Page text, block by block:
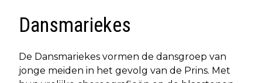
Dansmariekes
De Dansmariekes vormen de dansgroep van
jonge meiden in het gevolg van de Prins. Met